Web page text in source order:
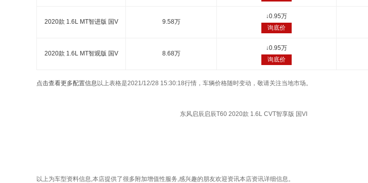
2020款 1.6L MT智进版 国V 9.58万
↓0.95万
询底价
2020款 1.6L MT智观版 国V 8.68万
↓0.95万
询底价
点击查看更多配置信息 以上表格是2021/12/28 15:30:18行情，车辆价格随时变动，敬请关注当地市场。
东风启辰启辰T60 2020款 1.6L CVT智享版 国VI
以上为车型资料信息,本店提供了很多附加增值性服务,感兴趣的朋友欢迎资讯本店资讯详细信息。